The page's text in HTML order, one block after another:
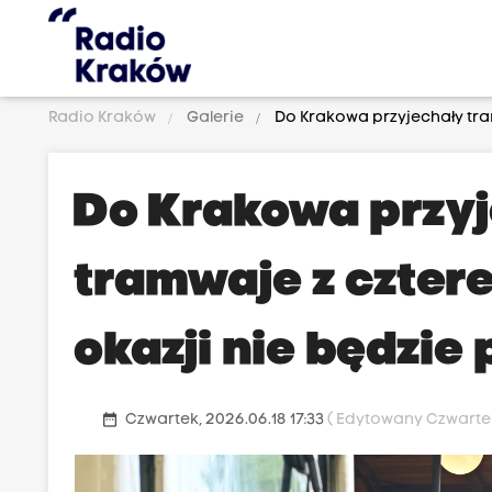
Radio Kraków Galerie Do Krakowa przyjechały
Do Krakowa
tramwaje z
okazji nie będzie
date_range Czwartek, 2026.06.18 17:33( Edytowany